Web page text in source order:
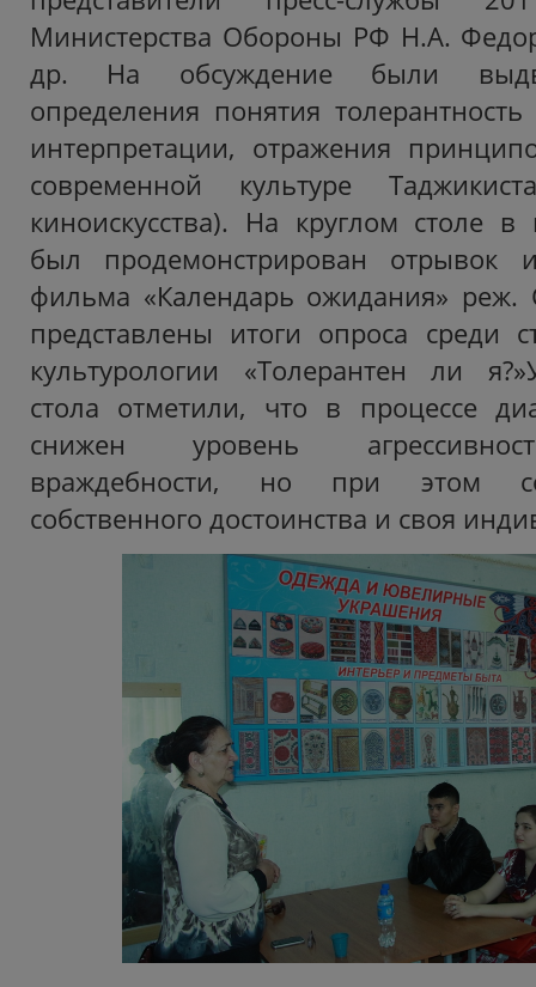
Министерства Обороны РФ Н.А.
др. На обсуждение были
определения понятия
интерпретации, отражения
современной культуре
киноискусства). На круглом столе в
был продемонстрирован отрывок
фильма «Календарь ожидания» реж.
представлены итоги опроса среди
культурологии «Толерантен ли
стола отметили, что в процессе
снижен уровень
враждебности, но при этом
собственного достоинства и своя